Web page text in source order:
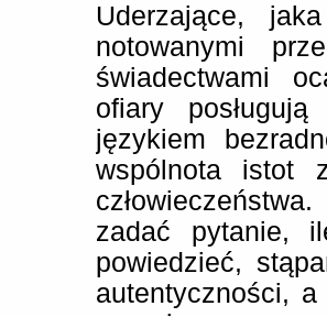
Uderzające,
notowanymi
świadectwami
ofiary
językiem
wspólnota istot
zadać
powiedzieć,
autentyczności, a